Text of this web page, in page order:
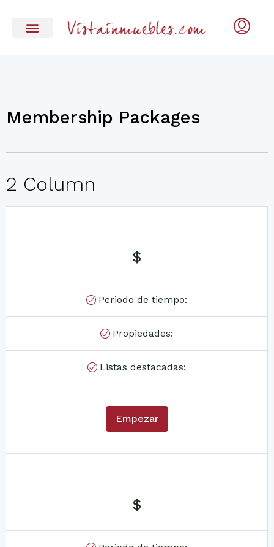
Membership Packages
2 Column
$
Periodo de tiempo:
Propiedades:
Listas destacadas:
Empezar
$